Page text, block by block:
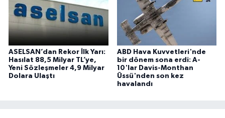
ASELSAN’dan Rekor İlk Yarı:
Hasılat 88,5 Milyar TL’ye,
Yeni Sözleşmeler 4,9 Milyar
Dolara Ulaştı
ABD Hava Kuvvetleri'nde
bir dönem sona erdi: A-
10'lar Davis-Monthan
Üssü'nden son kez
havalandı